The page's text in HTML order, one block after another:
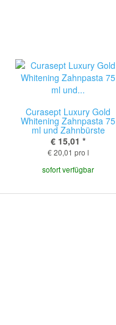
Curasept Luxury Gold
Whitening Zahnpasta 75
ml und Zahnbürste
€ 15,01 *
€ 20,01 pro l
sofort verfügbar